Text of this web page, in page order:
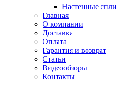
Настенные
Главная
О компании
Доставка
Оплата
Гарантия и возврат
Статьи
Видеообзоры
Контакты